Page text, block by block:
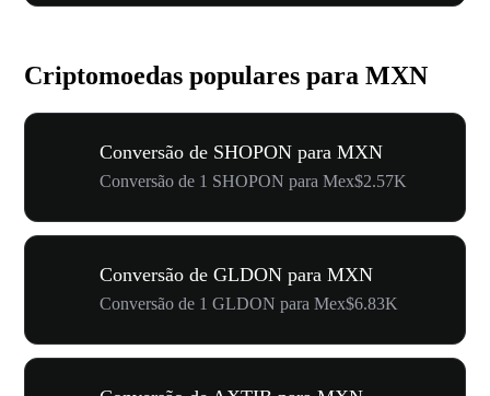
Criptomoedas populares para MXN
Conversão de SHOPON para MXN
Conversão de 1 SHOPON para Mex$2.57K
Conversão de GLDON para MXN
Conversão de 1 GLDON para Mex$6.83K